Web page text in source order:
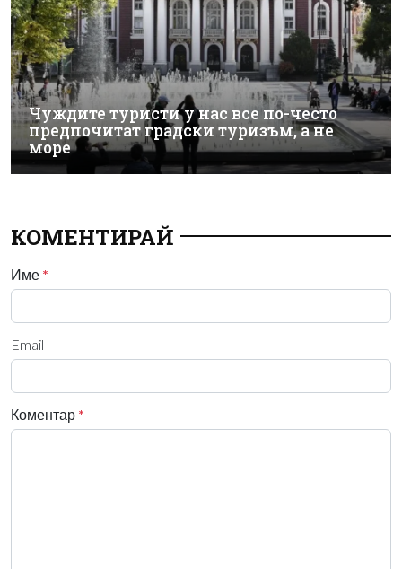
Чуждите туристи у нас все по-често
предпочитат градски туризъм, а не
море
КОМЕНТИРАЙ
Име *
Email
Коментар *